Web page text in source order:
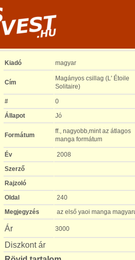
Kiadó magyar
Cím
Magányos csillag (L' Étoile
Solitaire)
#
0
Állapot
Jó
Formátum
ff., nagyobb,mint az átlagos
manga formátum
Év
2008
Szerző
Rajzoló
Oldal
240
Megjegyzés
az első yaoi manga
Ár 3000
Diszkont ár